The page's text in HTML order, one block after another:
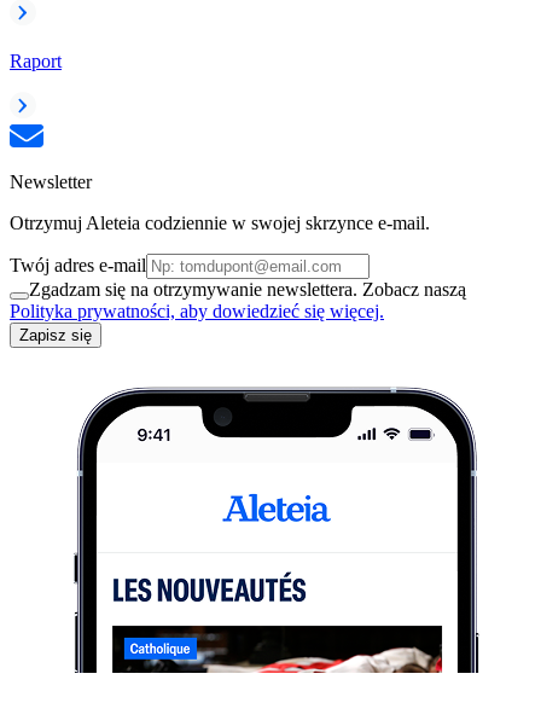
Raport
Newsletter
Otrzymuj Aleteia codziennie w swojej skrzynce e-mail.
Twój adres e-mail
Zgadzam się na otrzymywanie newslettera. Zobacz naszą
Polityka prywatności, aby dowiedzieć się więcej.
Zapisz się